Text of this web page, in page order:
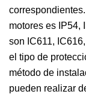
motores es IP54,
son IC611,
el tipo de
método de
pueden realizar